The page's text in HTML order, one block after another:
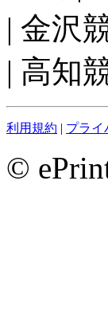
| 金沢
| 高知
利用規約 | プライ
©